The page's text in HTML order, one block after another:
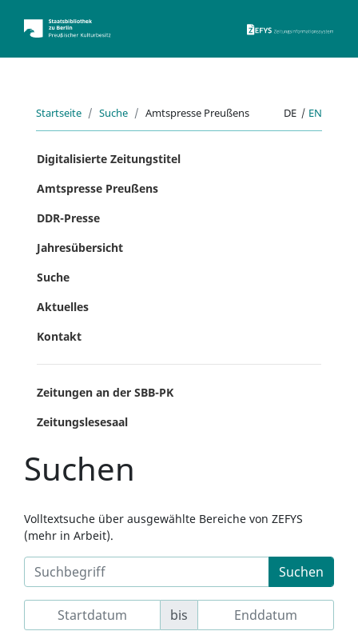
Startseite Suche Amtspresse Preußens DE | EN
Digitalisierte Zeitungstitel
Amtspresse Preußens
DDR-Presse
Jahresübersicht
Suche
Aktuelles
Kontakt
Zeitungen an der SBB-PK
Zeitungslesesaal
Suchen
Volltextsuche über ausgewählte Bereiche von ZEFYS
(mehr in Arbeit).
Suchen
bis